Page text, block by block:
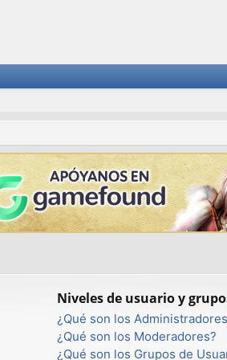
Niveles de usuario y
¿Qué son los
¿Qué son los Moderadores?
¿Qué son los Grupos de